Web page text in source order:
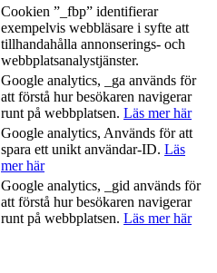
Cookien ”_fbp” identifierar
exempelvis webbläsare i syfte att
tillhandahålla annonserings- och
webbplatsanalystjänster.
Google analytics, _ga används för
att förstå hur besökaren navigerar
runt på webbplatsen. Läs mer här
Google analytics, Används för att
spara ett unikt användar-ID. Läs
mer här
Google analytics, _gid används för
att förstå hur besökaren navigerar
runt på webbplatsen. Läs mer här